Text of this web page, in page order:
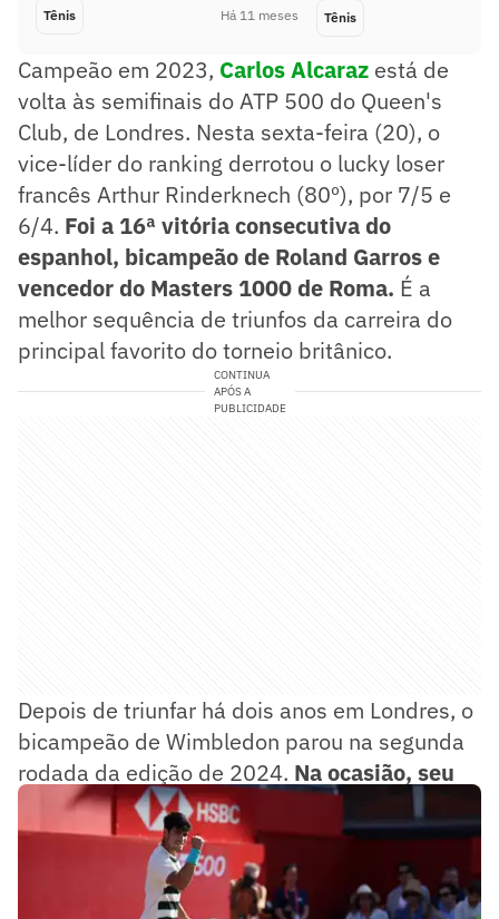
Tênis Há 11 meses Tênis
Campeão em 2023, Carlos Alcaraz está de
volta às semifinais do ATP 500 do Queen's
Club, de Londres. Nesta sexta-feira (20), o
vice-líder do ranking derrotou o lucky loser
francês Arthur Rinderknech (80º), por 7/5 e
6/4. Foi a 16ª vitória consecutiva do
espanhol, bicampeão de Roland Garros e
vencedor do Masters 1000 de Roma. É a
melhor sequência de triunfos da carreira do
principal favorito do torneio britânico.
CONTINUA
APÓS A
PUBLICIDADE
Depois de triunfar há dois anos em Londres, o
bicampeão de Wimbledon parou na segunda
rodada da edição de 2024. Na ocasião, seu
algoz foi o anfitrião Jack Draper